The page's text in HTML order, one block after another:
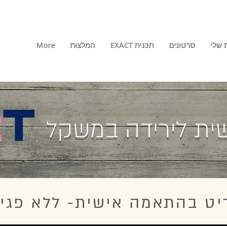
שלי סרטונים תכנית EXACT המלצות More
לירידה במשקל
בהתאמה אישית- ללא